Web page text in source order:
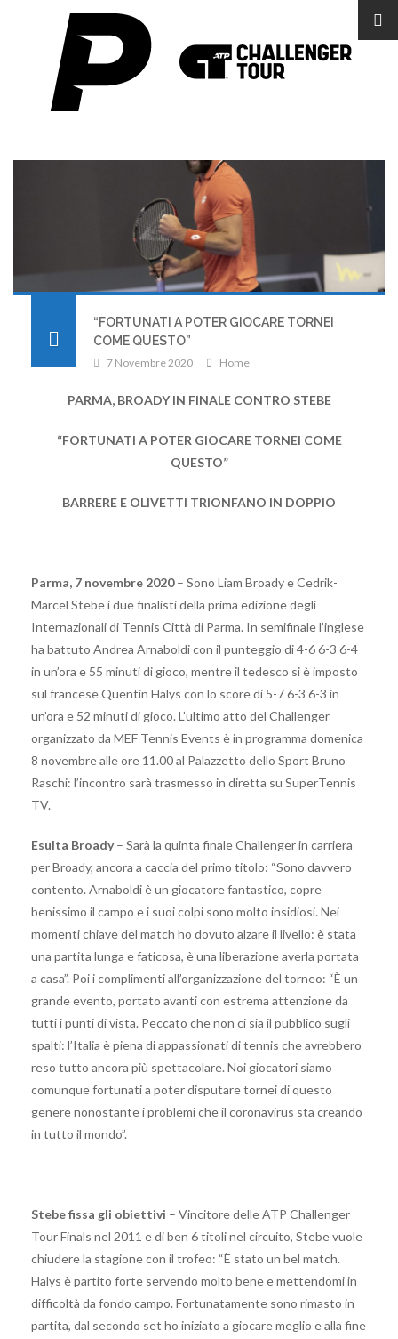
“FORTUNATI A POTER GIOCARE TORNEI
COME QUESTO”
7 Novembre 2020 Home
PARMA, BROADY IN FINALE CONTRO STEBE
“FORTUNATI A POTER GIOCARE TORNEI COME
QUESTO”
BARRERE E OLIVETTI TRIONFANO IN DOPPIO
Parma, 7 novembre 2020– Sono Liam Broady e Cedrik-
Marcel Stebe i due finalisti della prima edizione degli
Internazionali di Tennis Città di Parma. In semifinale l’inglese
ha battuto Andrea Arnaboldi con il punteggio di 4-6 6-3 6-4
in un’ora e 55 minuti di gioco, mentre il tedesco si è imposto
sul francese Quentin Halys con lo score di 5-7 6-3 6-3 in
un’ora e 52 minuti di gioco. L’ultimo atto del Challenger
organizzato da MEF Tennis Events è in programma domenica
8 novembre alle ore 11.00 al Palazzetto dello Sport Bruno
Raschi: l’incontro sarà trasmesso in diretta su SuperTennis
TV.
Esulta Broady– Sarà la quinta finale Challenger in carriera
per Broady, ancora a caccia del primo titolo: “Sono davvero
contento. Arnaboldi è un giocatore fantastico, copre
benissimo il campo e i suoi colpi sono molto insidiosi. Nei
momenti chiave del match ho dovuto alzare il livello: è stata
una partita lunga e faticosa, è una liberazione averla portata
a casa”. Poi i complimenti all’organizzazione del torneo: “È un
grande evento, portato avanti con estrema attenzione da
tutti i punti di vista. Peccato che non ci sia il pubblico sugli
spalti: l’Italia è piena di appassionati di tennis che avrebbero
reso tutto ancora più spettacolare. Noi giocatori siamo
comunque fortunati a poter disputare tornei di questo
genere nonostante i problemi che il coronavirus sta creando
in tutto il mondo”.
Stebe fissa gli obiettivi – Vincitore delle ATP Challenger
Tour Finals nel 2011 e di ben 6 titoli nel circuito, Stebe vuole
chiudere la stagione con il trofeo: “È stato un bel match.
Halys è partito forte servendo molto bene e mettendomi in
difficoltà da fondo campo. Fortunatamente sono rimasto in
partita, dal secondo set ho iniziato a giocare meglio e alla fine